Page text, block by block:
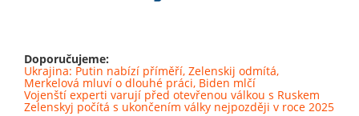
Doporučujeme:
Ukrajina: Putin nabízí příměří, Zelenskij odmítá,
Merkelová mluví o dlouhé práci, Biden mlčí
Vojenští experti varují před otevřenou válkou s Ruskem
Zelenskyj počítá s ukončením války nejpozději v roce 2025